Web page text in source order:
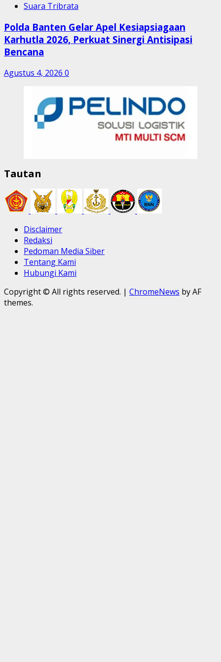
Suara Tribrata
Polda Banten Gelar Apel Kesiapsiagaan
Karhutla 2026, Perkuat Sinergi Antisipasi
Bencana
Agustus 4, 2026 0
Tautan
Disclaimer
Redaksi
Pedoman Media Siber
Tentang Kami
Hubungi Kami
Copyright © All rights reserved. | ChromeNews by AF
themes.